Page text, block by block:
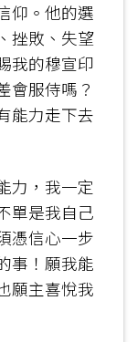
仰。他的選
挫敗、失望
我的穆宣印
會服侍嗎？
能力走下去
力，我一定
單是我自己
憑信心一步
事！願我能
願主喜悅我